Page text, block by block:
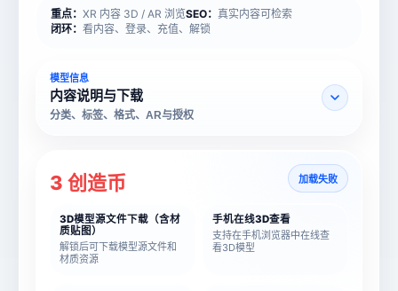
重点： XR 内容 3D / AR 浏览SEO： 真实内容可检索
闭环： 看内容、登录、充值、解锁
模型信息
内容说明与下载
分类、标签、格式、AR与授权
3 创造币 加载失败
3D模型源文件下载（含材
质贴图）
解锁后可下载模型源文件和
材质资源
手机在线3D查看
支持在手机浏览器中在线查
看3D模型